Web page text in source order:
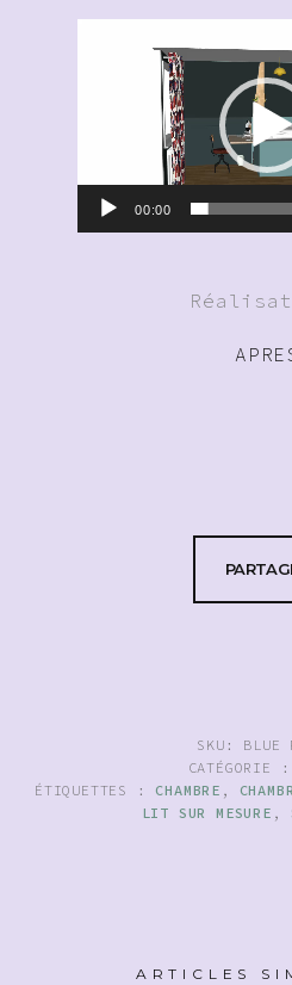
00:00
SKU: BLUE
ÉTIQUETTES : CHAMBRE ,
LIT SUR MESURE ,
ARTICLES